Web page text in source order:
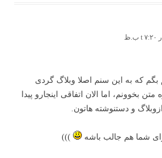
که به این سنم اصلا وبلاگ گردی
بخوونم، اما الان اتفاقی اینجارو پیدا
و دستنوشته هاتون.
شما هم جالب باشه )))